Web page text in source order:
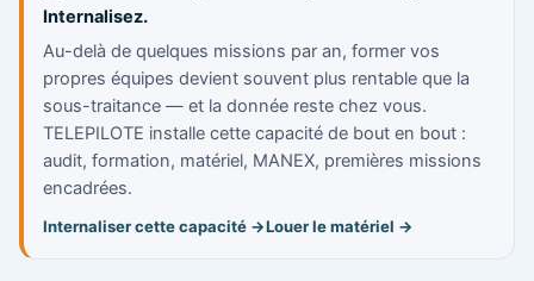
Internalisez.
Au-delà de quelques missions par an, former vos
propres équipes devient souvent plus rentable que la
sous-traitance — et la donnée reste chez vous.
TELEPILOTE installe cette capacité de bout en bout :
audit, formation, matériel, MANEX, premières missions
encadrées.
Internaliser cette capacité →Louer le matériel →